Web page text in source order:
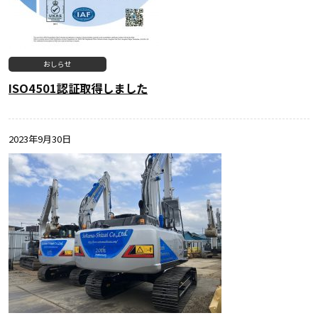
ISO4501認証取得しました
おしらせ
2023年9月30日